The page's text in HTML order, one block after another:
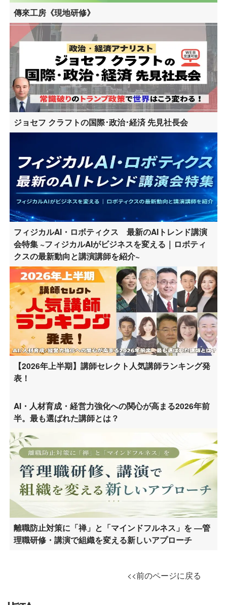
傳來工房《現地研修》
ジョセフ クラフトの国際･政治･経済 先見社長会
フィジカルAI・ロボティクス 最新のAIトレンド講演
会特集 ~フィジカルAIがビジネスを変える｜ロボティ
クスの最新動向と講演講師を紹介~
【2026年上半期】講師セレクト人気講師ランキング発
表！
AI・人材育成・経営力強化への関心が高まる2026年前
半。最も選ばれた講師とは？
離職防止対策に「禅」と「マインドフルネス」を ―管
理職研修・講演で組織を変える新しいアプローチ
<<前のページに戻る